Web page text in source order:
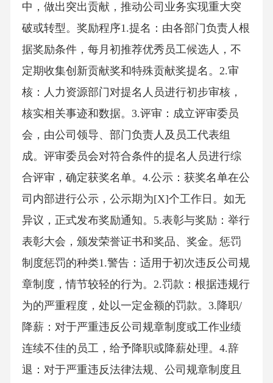
中，做出突出贡献，推动公司业务实现重大突
破或转型。奖励程序1.提名：由各部门负责人根
据奖励条件，每月初推荐优秀员工候选人，不
定期收集创新贡献奖和特殊贡献奖提名。2.审
核：人力资源部门对提名人员进行初步审核，
核实相关事迹和数据。3.评审：成立评审委员
会，由公司领导、部门负责人及员工代表组
成。评审委员会对符合条件的提名人员进行综
合评审，确定获奖名单。4.公示：获奖名单在公
司内部进行公示，公示期为[X]个工作日。如无
异议，正式发布奖励通知。5.表彰与奖励：举行
表彰大会，颁发荣誉证书和奖品、奖金。惩罚
制度惩罚的种类1.警告：适用于初次违反公司规
章制度，情节较轻的行为。2.罚款：根据违规行
为的严重程度，处以一定金额的罚款。3.降职/
降薪：对于严重违反公司规章制度或工作业绩
连续不佳的员工，给予降职或降薪处理。4.辞
退：对于严重违反法律法规、公司规章制度且